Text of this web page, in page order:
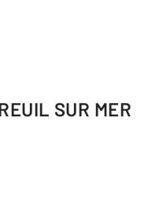
SUR MER